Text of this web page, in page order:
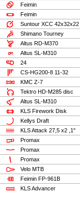
Feimin
Feimin
Suntour XCC 42x32x22
Shimano Tourney
Altus RD-M370
Altus SL-M310
24
CS-HG200-8 11-32
KMC Z-7
Tektro HD-M285 disc
Altus SL-M310
KLS Firework Disk
Kellys Draft
KLS Attack 27,5 x2 ,1"
Promax
Promax
Promax
Velo MTB
Feimin FP-961B
KLS Advancer